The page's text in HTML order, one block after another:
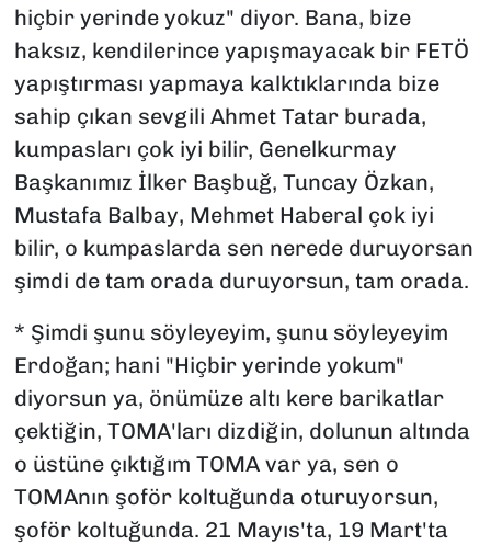
hiçbir yerinde yokuz" diyor. Bana, bize
haksız, kendilerince yapışmayacak bir FETÖ
yapıştırması yapmaya kalktıklarında bize
sahip çıkan sevgili Ahmet Tatar burada,
kumpasları çok iyi bilir, Genelkurmay
Başkanımız İlker Başbuğ, Tuncay Özkan,
Mustafa Balbay, Mehmet Haberal çok iyi
bilir, o kumpaslarda sen nerede duruyorsan
şimdi de tam orada duruyorsun, tam orada.
* Şimdi şunu söyleyeyim, şunu söyleyeyim
Erdoğan; hani "Hiçbir yerinde yokum"
diyorsun ya, önümüze altı kere barikatlar
çektiğin, TOMA'ları dizdiğin, dolunun altında
o üstüne çıktığım TOMA var ya, sen o
TOMAnın şoför koltuğunda oturuyorsun,
şoför koltuğunda. 21 Mayıs'ta, 19 Mart'ta